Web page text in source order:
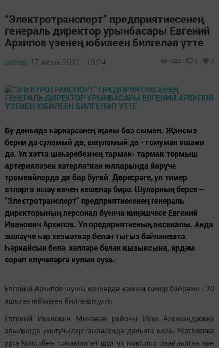
“Электротранспорт” предприятиесенең
генераль директор урынбасары Евгений
Архипов үзенең юбилеен билгеләп үтте
автор, 17 июнь 2021 - 19:24 1325 0 0
Бу дөньяда һәрнәрсәнең җаны бар сыман. Җансыз
берни дә суламый да, шауламый да - гомумән яшәми
дә. Ул хәтта шәһәребезнең тармак- тармак тормыш
артерияләрен хәтерләткән юлларында йөрүче
трамвайларда да бар бугай. Дөресрәге, ул тимер
атларга яшәү көчен кешеләр бирә. Шуларның берсе –
“Электротранспорт” предприятиесенең генераль
директорының персонал буенча киңәшчесе Евгений
Иванович Архипов. Ул предприятиеның аксакалы. Анда
эшләүче һәр хезмәткәр белән тыгыз бәйләнештә.
Һәркайсын белә, хәлләре белән кызыксына, ярдәм
сорап клүчеләргә кулын суза.
Евгений Архипов шушы көннәрдә үзенең гомер бәйрәме - 70
яшьлек юбилеен билгеләп үтте.
Евгений Иванович Минзәлә районы Иске Александровка
авылында укытучылар гаиләсендә дөньяга килә. Матвеевка
урта мәктәбен тәмамлагач шул ук мәктәптә озайтылган көн